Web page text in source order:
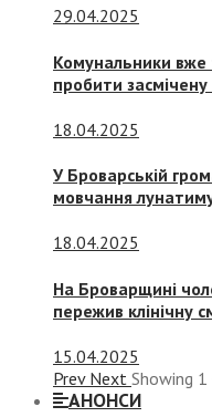
29.04.2025
Комунальники вже
пробити
18.04.2025
У Броварській
мовчання
18.04.2025
На Броварщині
пережив клінічну
15.04.2025
Prev Next Showing 1
АНОНСИ